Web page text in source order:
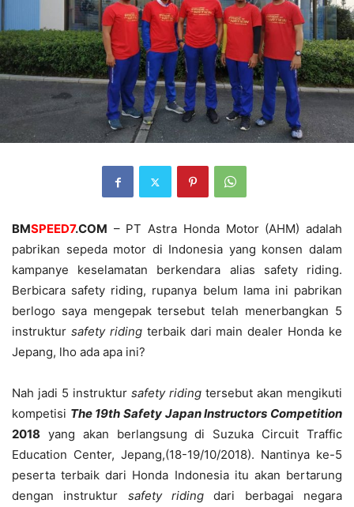
BMSPEED7.COM – PT Astra Honda Motor (AHM) adalah
pabrikan sepeda motor di Indonesia yang konsen dalam
kampanye keselamatan berkendara alias safety riding.
Berbicara safety riding, rupanya belum lama ini pabrikan
berlogo saya mengepak tersebut telah menerbangkan 5
instruktur safety ridingterbaik dari main dealer Honda ke
Jepang, lho ada apa ini?
Nah jadi 5 instruktur safety riding tersebut akan mengikuti
kompetisi The 19th Safety Japan Instructors Competition
2018 yang akan berlangsung di Suzuka Circuit Traffic
Education Center, Jepang,(18-19/10/2018). Nantinya ke-5
peserta terbaik dari Honda Indonesia itu akan bertarung
dengan instruktur safety riding dari berbagai negara